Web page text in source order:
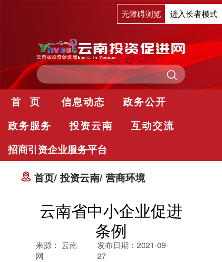
无障碍浏览 进入长者模式
首 页 信息动态
政务公开
政务服务
投资云南
互动交流
招商引资企业服务平台
首页 投资云南 营商环境
云南省中小企业促进
条例
来源： 云南
网
发布日期： 2021-09-
27